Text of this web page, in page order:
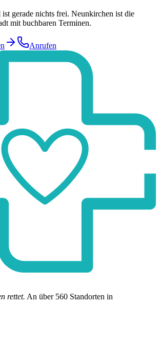
gerade nichts frei. Neunkirchen ist die
mit buchbaren Terminen.
Anrufen
rettet. An über 560 Standorten in